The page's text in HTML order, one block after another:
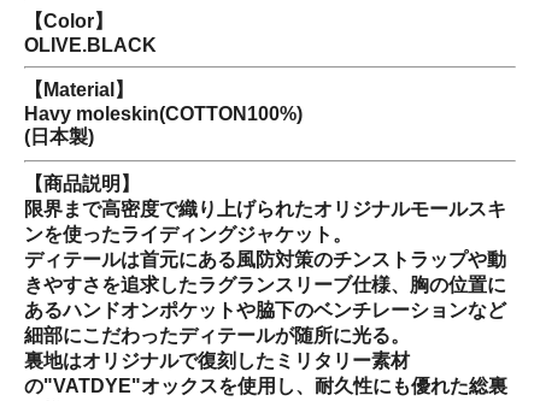
【Color】
OLIVE.BLACK
【Material】
Havy moleskin(COTTON100%)
(日本製)
【商品説明】
限界まで高密度で織り上げられたオリジナルモールスキ
ンを使ったライディングジャケット。
ディテールは首元にある風防対策のチンストラップや動
きやすさを追求したラグランスリーブ仕様、胸の位置に
あるハンドオンポケットや脇下のベンチレーションなど
細部にこだわったディテールが随所に光る。
裏地はオリジナルで復刻したミリタリー素材
の"VATDYE"オックスを使用し、耐久性にも優れた総裏